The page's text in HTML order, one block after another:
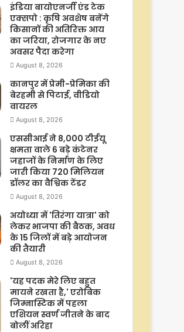
इंडिया बायोएनर्जी एंड टेक
एक्सपो : कृषि अवशेष बनेंगे
किसानों की अतिरिक्त आय
का जरिया, रोजगार के नए
अवसर पैदा करेगा
August 8, 2026
कानपुर में प्रेमी-प्रेमिका की
बेरहमी से पिटाई, वीडियो
वायरल
August 8, 2026
एससीआई ने 8,000 टीईयू
क्षमता वाले 6 बड़े कंटेनर
जहाजों के निर्माण के लिए
जारी किया 720 मिलियन
डॉलर का वैश्विक टेंडर
August 8, 2026
अयोध्या में 'तिरंगा यात्रा' को
लेकर भाजपा की बैठक, अवध
के 15 जिलों में बड़े आयोजन
की तैयारी
August 8, 2026
'यह पदक मेरे लिए बहुत
मायने रखता है,' एरोबिक
जिम्नास्टिक में पहला
एशियन स्वर्ण जीतने के बाद
बोलीं अरिहा